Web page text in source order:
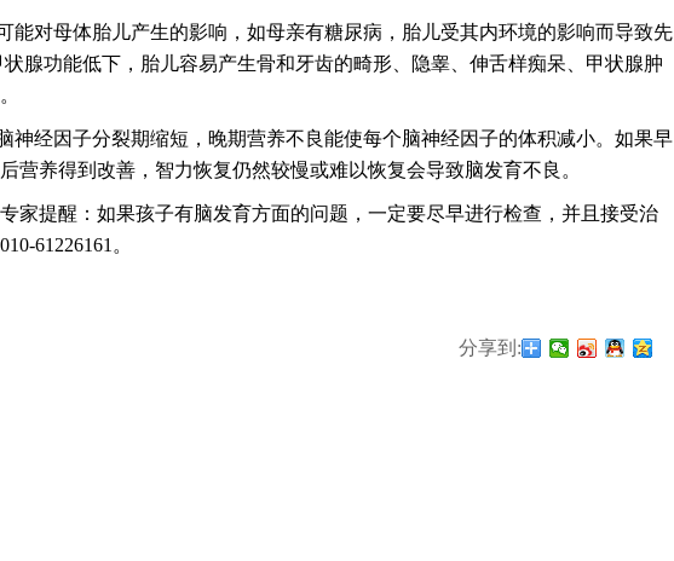
对母体胎儿产生的影响，如母亲有糖尿病，胎儿受其内环境的影响而导致先
腺功能低下，胎儿容易产生骨和牙齿的畸形、隐睾、伸舌样痴呆、甲状腺肿
经因子分裂期缩短，晚期营养不良能使每个脑神经因子的体积减小。如果早
营养得到改善，智力恢复仍然较慢或难以恢复会导致脑发育不良。
提醒：如果孩子有脑发育方面的问题，一定要尽早进行检查，并且接受治
61226161。
分享到: